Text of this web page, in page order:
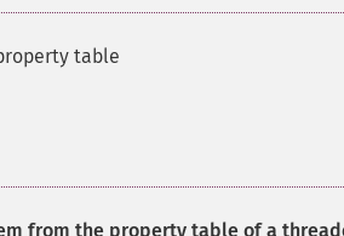
table
from the property table of a